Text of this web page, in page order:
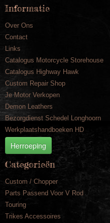
Informatie
Over Ons
Contact
Links
Catalogus Motorcycle Storehouse
Catalogus Highway Hawk
Custom Repair Shop
Je Motor Verkopen
Demon Leathers
Bezorgdienst Schedel Longhoorn
Werkplaatshandboeken HD
Herroeping
Categorieën
Custom / Chopper
Parts Passend Voor V Rod
Touring
Trikes Accessoires